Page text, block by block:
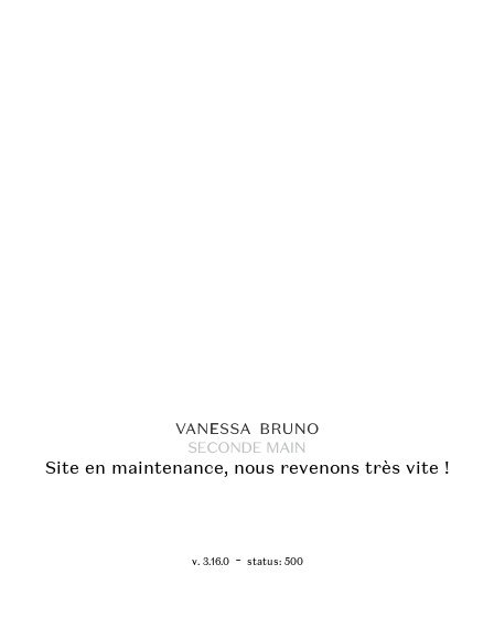
Site en maintenance, nous revenons très vite !
v. 3.16.0- status: 500